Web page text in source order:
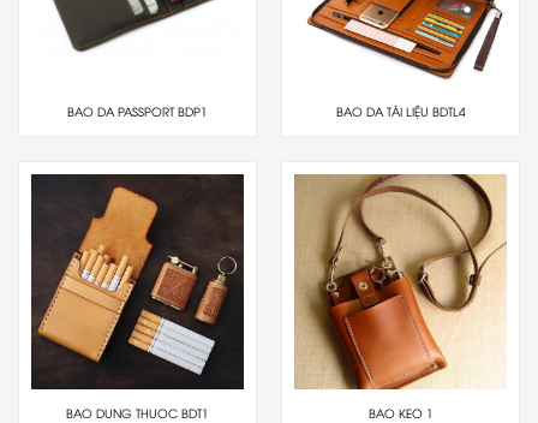
BAO DA PASSPORT BDP1 BAO DA TÀI LIỆU BDTL4
BAO DUNG THUOC BDT1 BAO KEO 1